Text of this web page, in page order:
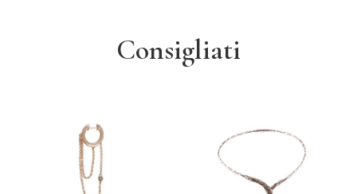
Consigliati